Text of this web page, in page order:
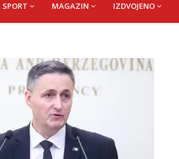
SPORT MAGAZIN IZDVOJENO